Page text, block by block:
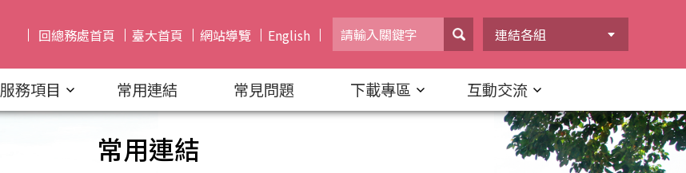
回總務處首頁
臺大首頁 網站導覽 English 連結各組
服務項目 常用連結 常見問題 下載專區 互動交流
常用連結